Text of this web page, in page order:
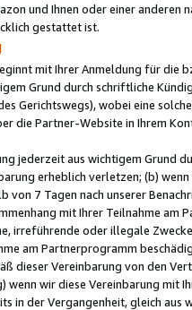
und Ihnen oder einer
gestattet ist.
mit Ihrer Anmeldung für die
Grund durch schriftliche
Gerichtswegs), wobei eine
die Partner-Website in Ihrem
jederzeit aus wichtigem Grund
erheblich verletzen; (b)
von 7 Tagen nach unserer
mit Ihrer Teilnahme am
irreführende oder illegale
am Partnerprogramm
dieser Vereinbarung von den
wir diese Vereinbarung mit
in der Vergangenheit, gleich